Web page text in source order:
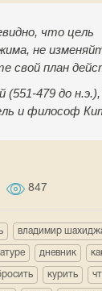
что цель
не
свой план
(551-479 до
и философ
847
владимир
дневник
курить